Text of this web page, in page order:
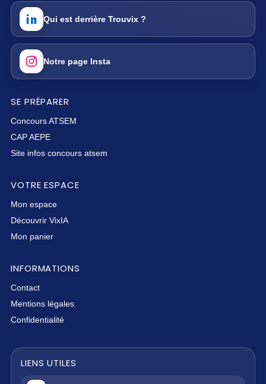
Qui est derrière Trouvix ?
Notre page Insta
SE PRÉPARER
Concours ATSEM
CAP AEPE
Site infos concours atsem
VOTRE ESPACE
Mon espace
Découvrir VixIA
Mon panier
INFORMATIONS
Contact
Mentions légales
Confidentialité
LIENS UTILES